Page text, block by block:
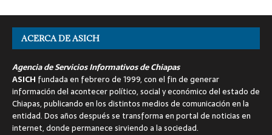
ACERCA DE ASICH
Agencia de Servicios Informativos de Chiapas
ASICH fundada en febrero de 1999, con el fin de generar
información del acontecer político, social y económico del estado de
Chiapas, publicando en los distintos medios de comunicación en la
entidad. Dos años después se transforma en portal de noticias en
internet, donde permanece sirviendo a la sociedad.